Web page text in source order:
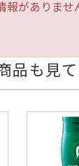
がありませ
品も見